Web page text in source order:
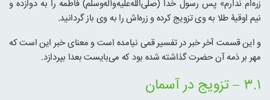
زره‌ام ندارم» پس رسول خدا (صلی‌الله‌علیه‌و‌آله‌وسلّم) فاطمه را به دوازده و
نیم اوقیۀ طلا به وی تزویج کرده و زره‌اش را به وی باز گردانید.
و این قسمت آخر خبر در تفسیر قمی نیامده است و معنای خبر این است که
مهر بر ذمه‌ آن حضرت گذاشته شده بود که می‌بایست بعدا بپردازد.
۳.۱ – تزویج در آسمان